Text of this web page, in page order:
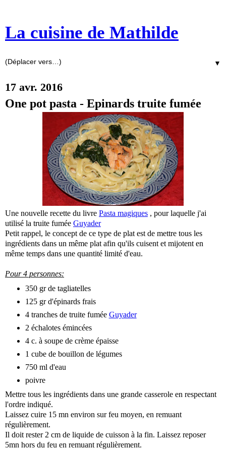
La cuisine de Mathilde
▼
17 avr. 2016
One pot pasta - Epinards truite fumée
Une nouvelle recette du livre Pasta magiques , pour laquelle j'ai
utilisé la truite fumée Guyader
Petit rappel, le concept de ce type de plat est de mettre tous les
ingrédients dans un même plat afin qu'ils cuisent et mijotent en
même temps dans une quantité limité d'eau.
Pour 4 personnes:
350 gr de tagliatelles
125 gr d'épinards frais
4 tranches de truite fumée Guyader
2 échalotes émincées
4 c. à soupe de crème épaisse
1 cube de bouillon de légumes
750 ml d'eau
poivre
Mettre tous les ingrédients dans une grande casserole en respectant
l'ordre indiqué.
Laissez cuire 15 mn environ sur feu moyen, en remuant
régulièrement.
Il doit rester 2 cm de liquide de cuisson à la fin. Laissez reposer
5mn hors du feu en remuant régulièrement.